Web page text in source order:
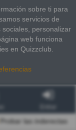
sobre ti para
servicios de
personalizar
web funciona
en Quizzclub.
Probar las inderectas